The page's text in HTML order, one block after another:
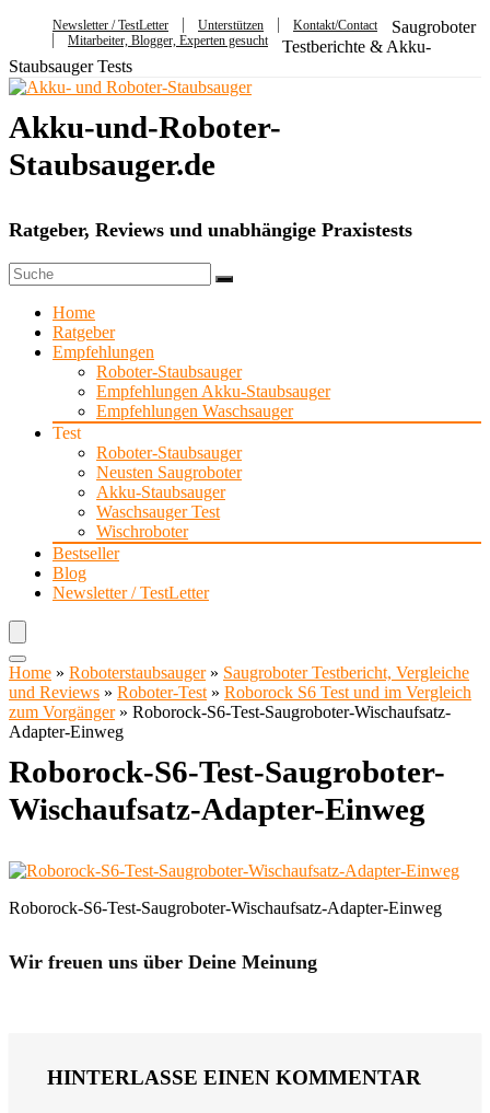
Newsletter / TestLetter Unterstützen
Kontakt/Contact
Mitarbeiter, Blogger, Experten gesucht
Saugroboter
Testberichte & Akku-
Staubsauger Tests
Akku-und-Roboter-
Staubsauger.de
Ratgeber, Reviews und unabhängige Praxistests
Home
Ratgeber
Empfehlungen
Roboter-Staubsauger
Empfehlungen Akku-Staubsauger
Empfehlungen Waschsauger
Test
Roboter-Staubsauger
Neusten Saugroboter
Akku-Staubsauger
Waschsauger Test
Wischroboter
Bestseller
Blog
Newsletter / TestLetter
Home » Roboterstaubsauger» Saugroboter Testbericht, Vergleiche
und Reviews » Roboter-Test » Roborock S6 Test und im Vergleich
zum Vorgänger» Roborock-S6-Test-Saugroboter-Wischaufsatz-
Adapter-Einweg
Roborock-S6-Test-Saugroboter-
Wischaufsatz-Adapter-Einweg
Roborock-S6-Test-Saugroboter-Wischaufsatz-Adapter-Einweg
Wir freuen uns über Deine Meinung
HINTERLASSE EINEN KOMMENTAR